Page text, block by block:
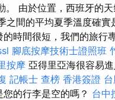
。 由於位置，西班牙的
之間的平均夏季溫度確實
的時間很短，我們的旅行
腳底按摩技術士證照班
按摩 亞得里亞海很容易
記帳士 查榜 香港簽證 台
您的行李是空的嗎？ 台中